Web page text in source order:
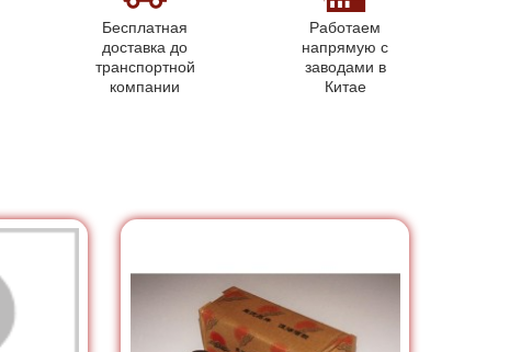
Бесплатная
доставка до
транспортной
компании
Работаем
напрямую с
заводами в
Китае